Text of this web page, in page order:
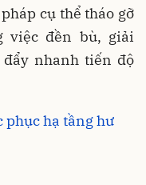
cụ thể tháo gỡ
việc đền bù, giải
đẩy nhanh tiến độ
phục hạ tầng hư